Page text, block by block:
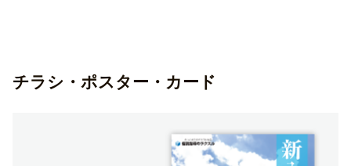
チラシ・ポスター・カード